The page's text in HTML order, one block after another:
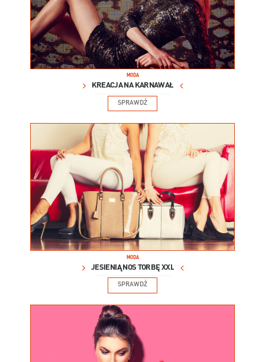
MODA
KREACJA NA KARNAWAŁ
SPRAWDŹ
MODA
JESIENIĄ NOŚ TORBĘ XXL
SPRAWDŹ